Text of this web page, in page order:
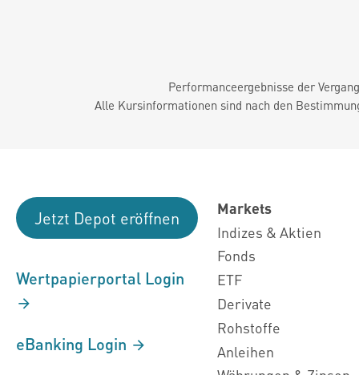
Performanceergebnisse der
Alle Kursinformationen sind nach den
Jetzt Depot eröffnen
Wertpapierportal Login
eBanking Login
Markets
Indizes & Aktien
Fonds
ETF
Derivate
Rohstoffe
Anleihen